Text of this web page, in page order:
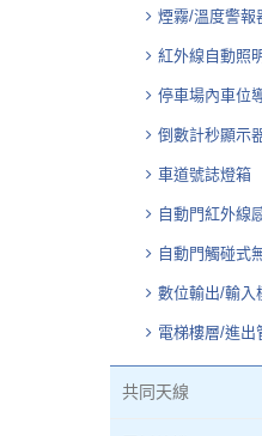
煙霧/溫度警報
紅外線自動照
停車場內車位
倒數計秒顯示
車道號誌燈箱
自動門紅外線
自動門觸碰式
數位輸出/輸入
電梯樓層/進出
共同天線